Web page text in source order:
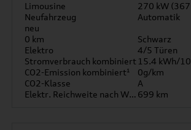
Limousine
270 kW (367
Neufahrzeug
Automatik
neu
0 km
Schwarz
Elektro
4/5 Türen
Stromverbrauch kombiniert 15.4 kWh/
CO2-Emission kombiniert¹
0g/km
CO2-Klasse
A
Elektr. Reichweite nach WLTP* 699 km